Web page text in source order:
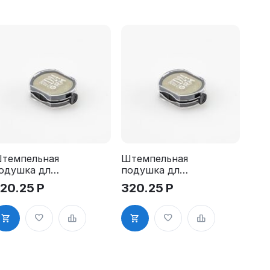
для
R24 Р
Штемпельная
подушка для
GRM R24
2Pads, синяя
320.25 Р